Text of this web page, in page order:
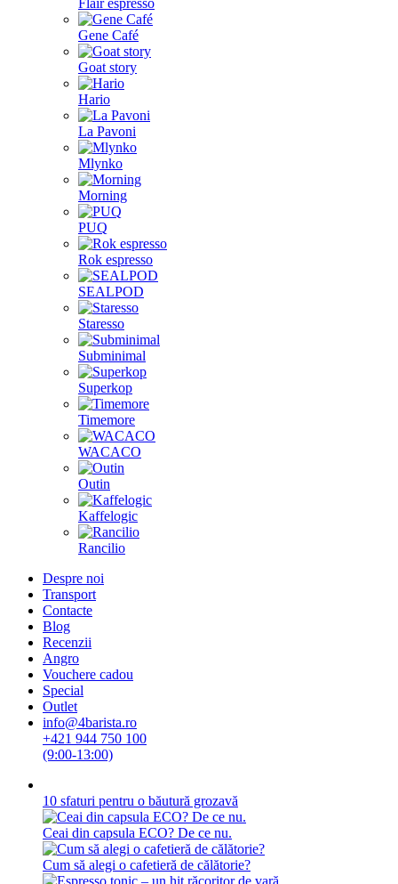
Flair espresso
Gene Café
Goat story
Hario
La Pavoni
Mlynko
Morning
PUQ
Rok espresso
SEALPOD
Staresso
Subminimal
Superkop
Timemore
WACACO
Outin
Kaffelogic
Rancilio
Despre noi
Transport
Contacte
Blog
Recenzii
Angro
Vouchere cadou
Special
Outlet
info@4barista.ro
+421 944 750 100
(9:00-13:00)